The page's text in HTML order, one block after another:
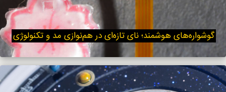
گوشواره‌های هوشمند؛ نای تازه‌ای در هم‌نوازی مد و تکنولوژی